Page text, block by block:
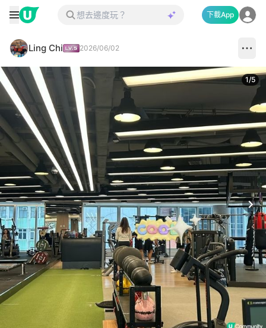
下載App
Ling Chi 2026/06/02
1/5